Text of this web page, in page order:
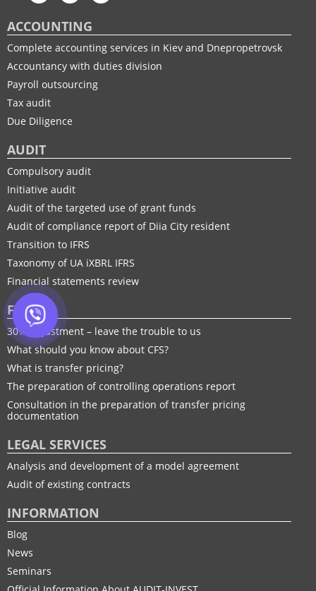
ACCOUNTING
Complete accounting services in Kiev and Dnepropetrovsk
Accountancy with duties division
Payroll outsourcing
Tax audit
Due Diligence
AUDIT
Compulsory audit
Initiative audit
Audit of the targeted use of grant funds
Audit of compliance report of Diia City resident
Transition to IFRS
Taxonomy of UA іXBRL IFRS
Financial statements review
FTP
30% adjustment – leave the trouble to us
What should you know about CFS?
What is transfer pricing?
The preparation of controlling operations report
Consultation in the preparation of transfer pricing
documentation
LEGAL SERVICES
Analysis and development of a model agreement
Audit of existing contracts
INFORMATION
Blog
News
Seminars